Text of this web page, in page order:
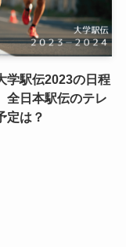
学駅伝2023の日程
日本駅伝のテレ
定は？